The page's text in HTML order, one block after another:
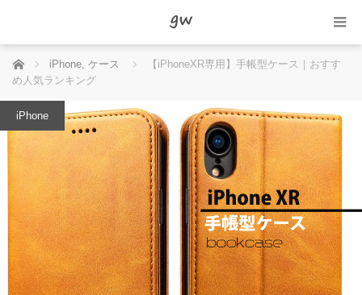
ホーム iPhone, ケース
【iPhoneXR専用】手帳型ケース｜おすす
め人気ランキング
iPhone